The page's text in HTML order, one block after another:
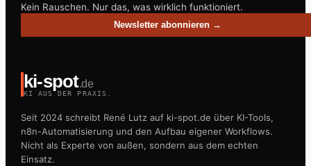
Kein Rauschen. Nur das, was wirklich funktioniert.
Newsletter abonnieren →
ki-spot.de
KI AUS DER PRAXIS.
Seit 2024 schreibt René Lutz auf ki-spot.de über KI-Tools,
n8n-Automatisierung und den Aufbau eigener Workflows.
Nicht als Experte von außen, sondern aus dem echten
Einsatz.